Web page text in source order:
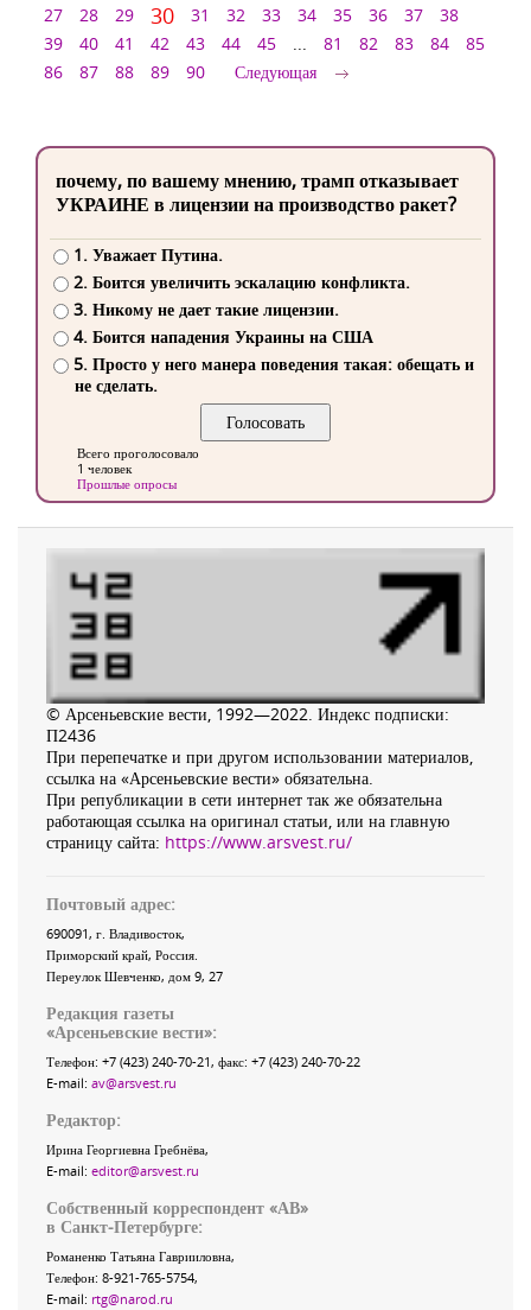
27
28 29 30 31 32 33 34 35 36 37
38
39
40 41 42 43 44 45 ... 81 82 83 84
85
86
87 88 89 90 Следующая
почему, по вашему мнению, трамп отказывает
УКРАИНЕ в лицензии на производство ракет?
1. Уважает Путина.
2. Боится увеличить эскалацию конфликта.
3. Никому не дает такие лицензии.
4. Боится нападения Украины на США
5. Просто у него манера поведения такая: обещать и
не сделать.
Всего проголосовало
1 человек
Прошлые опросы
© Арсеньевские вести, 1992—2022. Индекс подписки:
П2436
При перепечатке и при другом использовании материалов,
ссылка на «Арсеньевские вести» обязательна.
При републикации в сети интернет так же обязательна
работающая ссылка на оригинал статьи, или на главную
страницу сайта: https://www.arsvest.ru/
Почтовый адрес:
690091, г. Владивосток,
Приморский край, Россия
Переулок Шевченко, дом 9, 27
Редакция газеты
«Арсеньевские вести»:
Телефон: +7 (423) 240-70-21, факс: +7 (423) 240-70-22
E-mail: av@arsvest.ru
Редактор:
Ирина Георгиевна Гребнёва,
E-mail: editor@arsvest.ru
Собственный корреспондент «АВ»
в Санкт-Петербурге:
Романенко Татьяна Гаврииловна,
Телефон: 8-921-765-5754,
E-mail: rtg@narod.ru